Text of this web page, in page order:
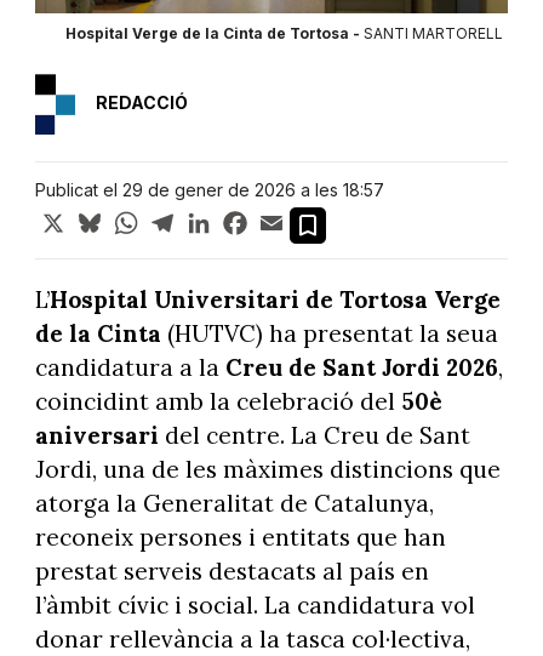
Hospital Verge de la Cinta de Tortosa - SANTI MARTORELL
REDACCIÓ
Publicat el 29 de gener de 2026 a les 18:57
X BlueskyWhatsApp
TelegramLinkedInFacebook
Email
L’Hospital Universitari de Tortosa Verge
de la Cinta (HUTVC) ha presentat la seua
candidatura a la Creu de Sant Jordi 2026,
coincidint amb la celebració del 50è
aniversari del centre. La Creu de Sant
Jordi, una de les màximes distincions que
atorga la Generalitat de Catalunya,
reconeix persones i entitats que han
prestat serveis destacats al país en
l’àmbit cívic i social. La candidatura vol
donar rellevància a la tasca col·lectiva,